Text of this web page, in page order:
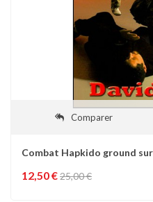
Comparer
Combat Hapkido ground
12,50 €25,00 €